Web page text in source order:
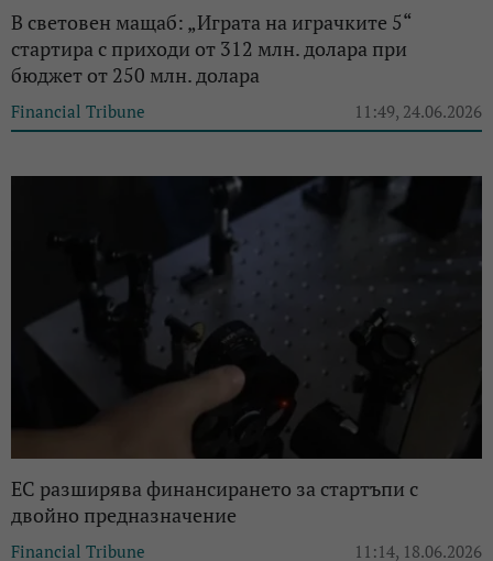
В световен мащаб: „Играта на играчките 5“
стартира с приходи от 312 млн. долара при
бюджет от 250 млн. долара
Financial Tribune 11:49, 24.06.2026
ЕС разширява финансирането за стартъпи с
двойно предназначение
Financial Tribune 11:14, 18.06.2026